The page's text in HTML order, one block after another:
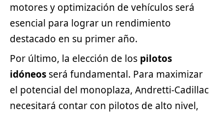
motores y optimización de vehículos será
esencial para lograr un rendimiento
destacado en su primer año.
Por último, la elección de los pilotos
idóneos será fundamental. Para maximizar
el potencial del monoplaza, Andretti-Cadillac
necesitará contar con pilotos de alto nivel,